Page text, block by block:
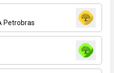
Petrobras